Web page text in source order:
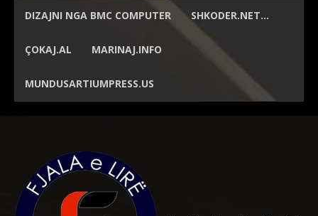
DIZAJNI NGA BMC COMPUTER SHKODER.NET…
ÇOKAJ.AL MARINAJ.INFO
MUNDUSARTIUMPRESS.US